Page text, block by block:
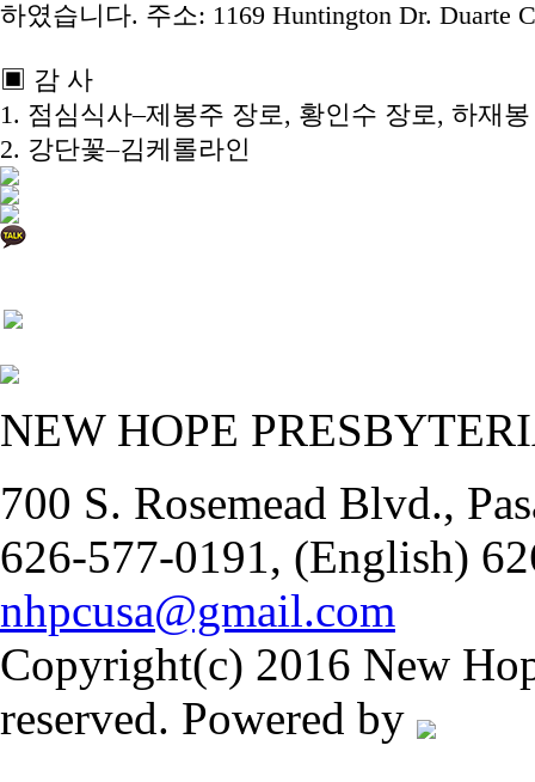
하였습니다. 주소: 1169 Huntington Dr. Duarte
▣ 감 사
1. 점심식사–제봉주 장로, 황인수 장로, 하재
2. 강단꽃–김케롤라인
NEW HOPE
700 S. Rosemead Blvd.,
626-577-0191, (English)
nhpcusa@gmail.com
Copyright(c) 2016 New
reserved. Powered by